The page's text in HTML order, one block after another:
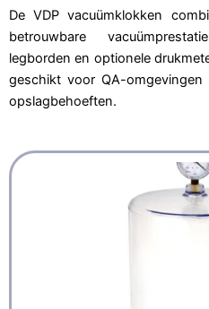
De VDP vacuümklokken
betrouwbare
legborden en optionele
geschikt voor QA-
opslagbehoeften.